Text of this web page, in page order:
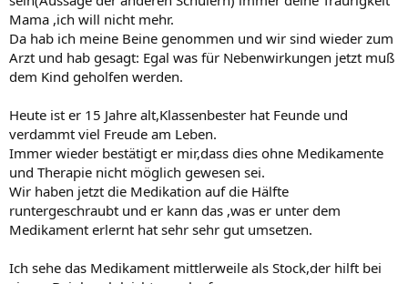
Mama ,ich will nicht mehr.
Da hab ich meine Beine genommen und wir sind wieder zum
Arzt und hab gesagt: Egal was für Nebenwirkungen jetzt muß
dem Kind geholfen werden.
Heute ist er 15 Jahre alt,Klassenbester hat Feunde und
verdammt viel Freude am Leben.
Immer wieder bestätigt er mir,dass dies ohne Medikamente
und Therapie nicht möglich gewesen sei.
Wir haben jetzt die Medikation auf die Hälfte
runtergeschraubt und er kann das ,was er unter dem
Medikament erlernt hat sehr sehr gut umsetzen.
Ich sehe das Medikament mittlerweile als Stock,der hilft bei